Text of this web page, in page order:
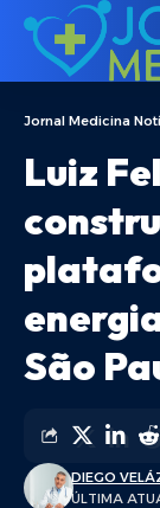
Jornal Medicina
Luiz
São
ÚLTIMA
DIEGO